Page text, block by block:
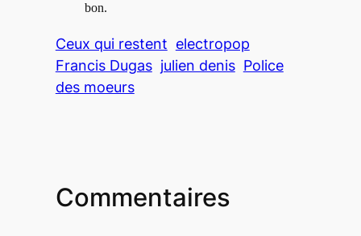
bon.
Ceux qui restent electropop
Francis Dugas julien denis Police
des moeurs
Commentaires